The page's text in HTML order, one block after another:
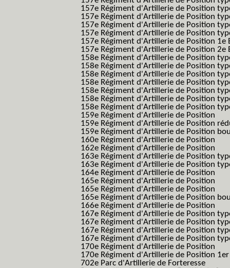
157e Régiment d'Artillerie de Position
157e Régiment d'Artillerie de Position
157e Régiment d'Artillerie de Position
157e Régiment d'Artillerie de Position
157e Régiment d'Artillerie de Position 1e
157e Régiment d'Artillerie de Position 2e
158e Régiment d'Artillerie de Position
158e Régiment d'Artillerie de Position
158e Régiment d'Artillerie de Position
158e Régiment d'Artillerie de Position
158e Régiment d'Artillerie de Position
158e Régiment d'Artillerie de Position
158e Régiment d'Artillerie de Position
159e Régiment d'Artillerie de Position
159e Régiment d'Artillerie de Position
159e Régiment d'Artillerie de Position
160e Régiment d'Artillerie de Position
162e Régiment d'Artillerie de Position
163e Régiment d'Artillerie de Position
163e Régiment d'Artillerie de Position
164e Régiment d'Artillerie de Position
165e Régiment d'Artillerie de Position
165e Régiment d'Artillerie de Position
165e Régiment d'Artillerie de Position
166e Régiment d'Artillerie de Position
167e Régiment d'Artillerie de Position
167e Régiment d'Artillerie de Position
167e Régiment d'Artillerie de Position
167e Régiment d'Artillerie de Position
170e Régiment d'Artillerie de Position
170e Régiment d'Artillerie de Position
702e Parc d'Artillerie de Forteresse